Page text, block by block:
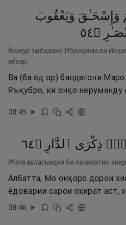
وَإِسْحَـٰقَ وَيَعْقُوبَ
۝٤٥
Вазкур ъибадана Иброҳӣма ва
абсар.
Ва (ба ёд ор) бандагони
Яъқубро, ки онҳо неруманду
38:45
ذِكْرَى ٱلدَّارِ ۝٤٦
Инна ахласнаҳум би халисатин
Албатта, Мо онҳоро дорои
ёдоварии сарои охират аст,
38:46